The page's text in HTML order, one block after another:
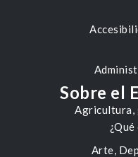
Agricultura,
Arte,
Sobre el
¿Qué